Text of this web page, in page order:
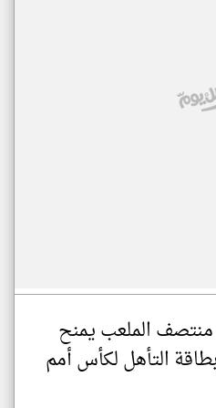
الملعب يمنح
التأهل لكأس أمم